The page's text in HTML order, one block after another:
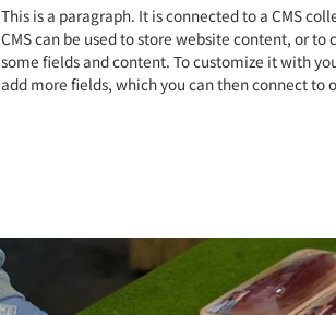
This is a paragraph. It is connected to a CMS
CMS can be used to store website content, or
some fields and content. To customize it with
add more fields, which you can then connect